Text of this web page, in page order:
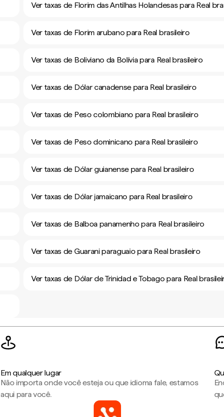
Ver taxas de Florim das Antilhas Holandesas para Real
Ver taxas de Florim arubano para Real brasileiro
Ver taxas de Boliviano da Bolívia para Real brasileiro
Ver taxas de Dólar canadense para Real brasileiro
Ver taxas de Peso colombiano para Real brasileiro
Ver taxas de Peso dominicano para Real brasileiro
Ver taxas de Dólar guianense para Real brasileiro
Ver taxas de Dólar jamaicano para Real brasileiro
Ver taxas de Balboa panamenho para Real brasileiro
Ver taxas de Guarani paraguaio para Real brasileiro
Ver taxas de Dólar de Trinidad e Tobago para Real
Em qualquer lugar
Não importa onde você esteja ou que idioma fale, estamos
aqui para você.